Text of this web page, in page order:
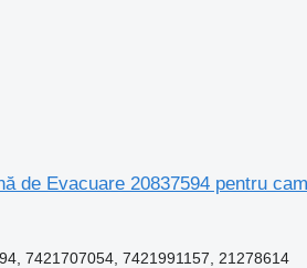
de Evacuare 20837594 pentru
7421707054, 7421991157, 21278614